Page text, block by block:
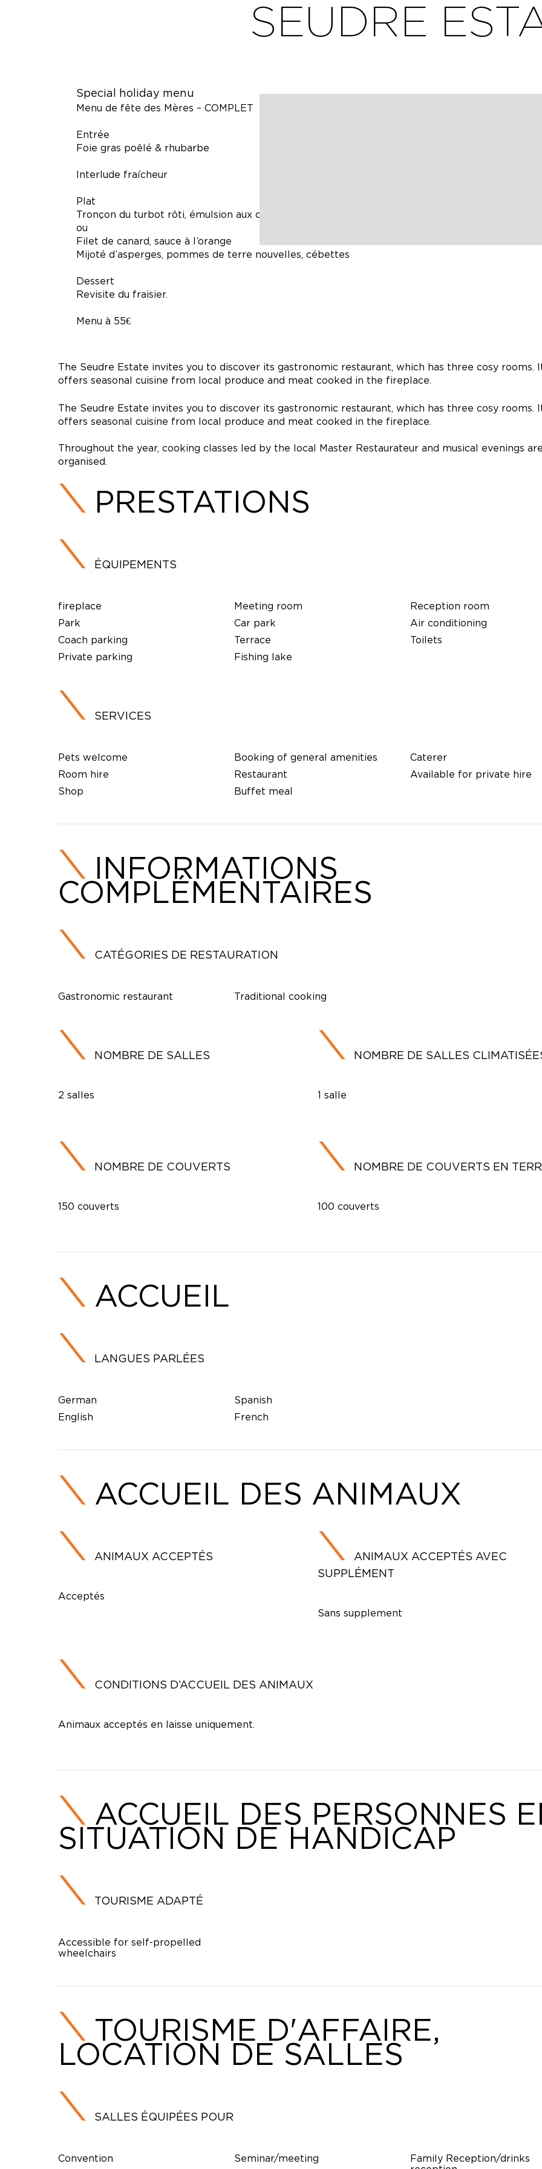
SEUDRE
Special holiday menu
Menu de fête des Mères – COMPLET
Entrée
Foie gras poêlé & rhubarbe
Interlude fraîcheur
Plat
Tronçon du turbot rôti, émulsion aux coquillages
ou
Filet de canard, sauce à l’orange
Mijoté d’asperges, pommes de terre nouvelles, cébettes
Dessert
Revisite du fraisier.
Menu à 55€
The Seudre Estate invites you to discover its gastronomic restaurant, which has three cosy rooms.
offers seasonal cuisine from local produce and meat cooked in the fireplace.
The Seudre Estate invites you to discover its gastronomic restaurant, which has three cosy rooms.
offers seasonal cuisine from local produce and meat cooked in the fireplace.
Throughout the year, cooking classes led by the local Master Restaurateur and musical evenings
organised.
PRESTATIONS
ÉQUIPEMENTS
fireplace
Park
Coach parking
Private parking
Meeting room
Car park
Terrace
Fishing lake
Reception room
Air conditioning
Toilets
SERVICES
Pets welcome
Room hire
Shop
Booking of general amenities
Restaurant
Buffet meal
Caterer
Available for private hire
INFORMATIONS
COMPLÉMENTAIRES
CATÉGORIES DE RESTAURATION
Gastronomic restaurant Traditional cooking
NOMBRE DE SALLES
2 salles
NOMBRE DE SALLES
1 salle
NOMBRE DE COUVERTS
150 couverts
NOMBRE DE COUVERTS EN
100 couverts
ACCUEIL
LANGUES PARLÉES
German
English
Spanish
French
ACCUEIL DES ANIMAUX
ANIMAUX ACCEPTÉS
Acceptés
ANIMAUX ACCEPTÉS AVEC
SUPPLÉMENT
Sans supplement
CONDITIONS D’ACCUEIL DES ANIMAUX
Animaux acceptés en laisse uniquement.
ACCUEIL DES PERSONNES
SITUATION DE HANDICAP
TOURISME ADAPTÉ
Accessible for self-propelled
wheelchairs
TOURISME D'AFFAIRE,
LOCATION DE SALLES
SALLES ÉQUIPÉES POUR
Convention Seminar/meeting
Family Reception/drinks